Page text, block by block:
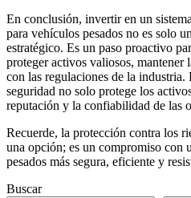
En conclusión, invertir en un
para vehículos pesados ​​no es solo
estratégico. Es un paso proactivo
proteger activos valiosos,
con las regulaciones de la industria.
seguridad no solo protege los
reputación y la confiabilidad de las
Recuerde, la protección contra los
una opción; es un compromiso con
pesados ​​más segura, eficiente y
Buscar